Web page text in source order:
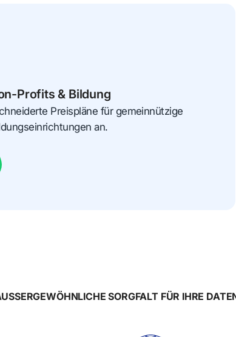
Profits & Bildung
Preispläne für gemeinnützige
an.
SORGFALT FÜR IHRE